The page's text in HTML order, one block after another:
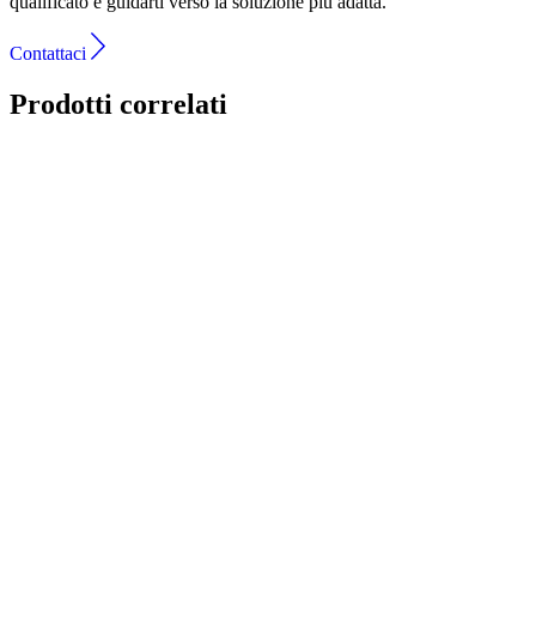
Contattaci
Prodotti correlati